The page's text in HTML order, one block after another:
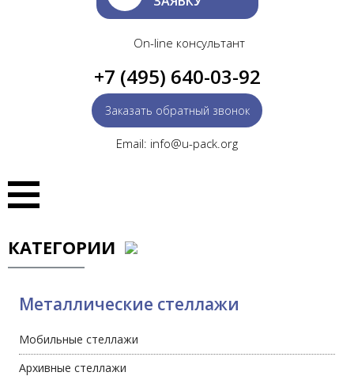
On-line консультант
+7 (495) 640-03-92
Заказать обратный звонок
Email: info@u-pack.org
КАТЕГОРИИ
Металлические стеллажи
Мобильные стеллажи
Архивные стеллажи